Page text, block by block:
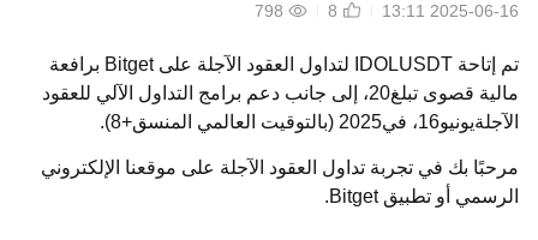
2025-06-16 13:11
8
798
تم إتاحة IDOLUSDT لتداول العقود الآجلة على Bitget برافعة
مالية قصوى تبلغ20
، إلى جانب دعم برامج التداول الآلي للعقود
الآجلةيونيو16
، في2025 (بالتوقيت العالمي المنسق+8).
مرحبًا بك في تجربة تداول العقود الآجلة على موقعنا الإلكتروني
الرسمي أو تطبيق Bitget
.